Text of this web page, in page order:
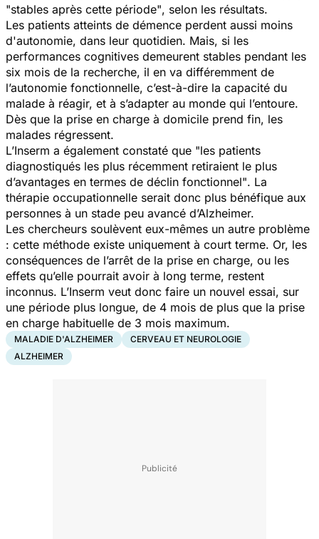
"stables après cette période", selon les résultats.
Les patients atteints de démence perdent aussi moins
d'autonomie, dans leur quotidien. Mais, si les
performances cognitives demeurent stables pendant les
six mois de la recherche, il en va différemment de
l’autonomie fonctionnelle, c’est-à-dire la capacité du
malade à réagir, et à s’adapter au monde qui l’entoure.
Dès que la prise en charge à domicile prend fin, les
malades régressent.
L’Inserm a également constaté que "les patients
diagnostiqués les plus récemment retiraient le plus
d’avantages en termes de déclin fonctionnel". La
thérapie occupationnelle serait donc plus bénéfique aux
personnes à un stade peu avancé d’Alzheimer.
Les chercheurs soulèvent eux-mêmes un autre problème
: cette méthode existe uniquement à court terme. Or, les
conséquences de l’arrêt de la prise en charge, ou les
effets qu’elle pourrait avoir à long terme, restent
inconnus. L’Inserm veut donc faire un nouvel essai, sur
une période plus longue, de 4 mois de plus que la prise
en charge habituelle de 3 mois maximum.
MALADIE D'ALZHEIMER
CERVEAU ET NEUROLOGIE
ALZHEIMER